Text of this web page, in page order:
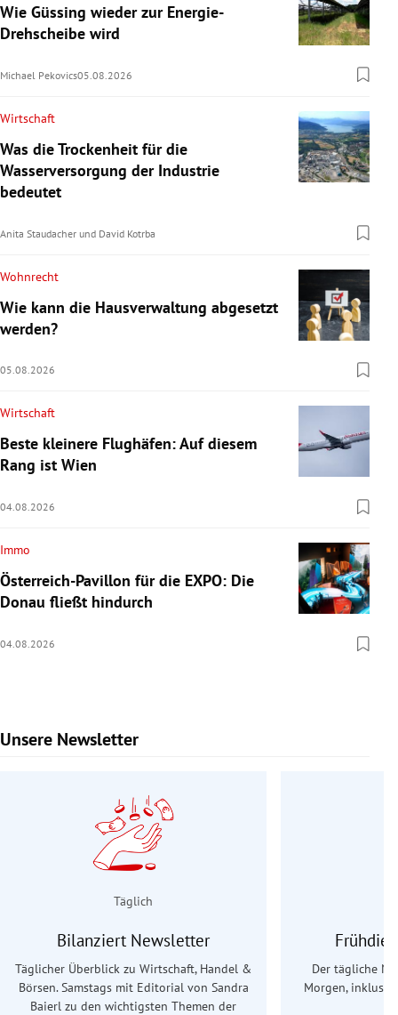
Wie Güssing wieder zur Energie-
Drehscheibe wird
Michael Pekovics05.08.2026
Wirtschaft
Was die Trockenheit für die
Wasserversorgung der Industrie
bedeutet
Anita Staudacher und David Kotrba
Wohnrecht
Wie kann die Hausverwaltung abgesetzt
werden?
05.08.2026
Wirtschaft
Beste kleinere Flughäfen: Auf diesem
Rang ist Wien
04.08.2026
Immo
Österreich-Pavillon für die EXPO: Die
Donau fließt hindurch
04.08.2026
Unsere Newsletter
Slide 1 von 9
Täglich
Bilanziert Newsletter
Täglicher Überblick zu Wirtschaft, Handel &
Börsen. Samstags mit Editorial von Sandra
Baierl zu den wichtigsten Themen der
Der tägliche
Morgen,